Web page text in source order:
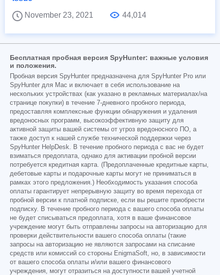
November 23, 2021
44,014
Бесплатная пробная версия SpyHunter: важные условия
и положения.
Пробная версия SpyHunter предназначена для SpyHunter Pro или
SpyHunter для Mac и включает в себя использование на
нескольких устройствах (как указано в рекламных материалах/на
странице покупки) в течение 7-дневного пробного периода,
предоставляя комплексные функции обнаружения и удаления
вредоносных программ, высокоэффективную защиту для
активной защиты вашей системы от угроз вредоносного ПО, а
также доступ к нашей службе технической поддержки через
SpyHunter HelpDesk. В течение пробного периода с вас не будет
взиматься предоплата, однако для активации пробной версии
потребуется кредитная карта. (Предоплаченные кредитные карты,
дебетовые карты и подарочные карты могут не приниматься в
рамках этого предложения.) Необходимость указания способа
оплаты гарантирует непрерывную защиту во время перехода от
пробной версии к платной подписке, если вы решите приобрести
подписку. В течение пробного периода с вашего способа оплаты
не будет списываться предоплата, хотя в ваше финансовое
учреждение могут быть отправлены запросы на авторизацию для
проверки действительности вашего способа оплаты (такие
запросы на авторизацию не являются запросами на списание
средств или комиссий со стороны EnigmaSoft, но, в зависимости
от вашего способа оплаты и/или вашего финансового
учреждения, могут отразиться на доступности вашей учетной